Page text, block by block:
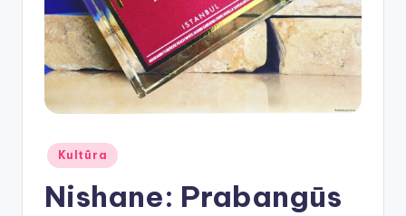
Posted
in
Kultūra
Nishane: Prabangūs